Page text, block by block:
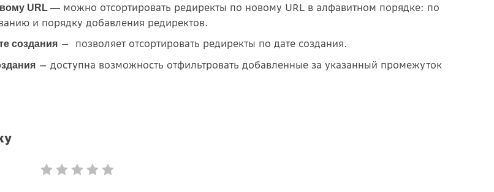
URL — можно отсортировать редиректы по новому URL в алфавитном порядке: по
и порядку добавления редиректов.
создания — позволяет отсортировать редиректы по дате создания.
— доступна возможность отфильтровать добавленные за указанный промежуток